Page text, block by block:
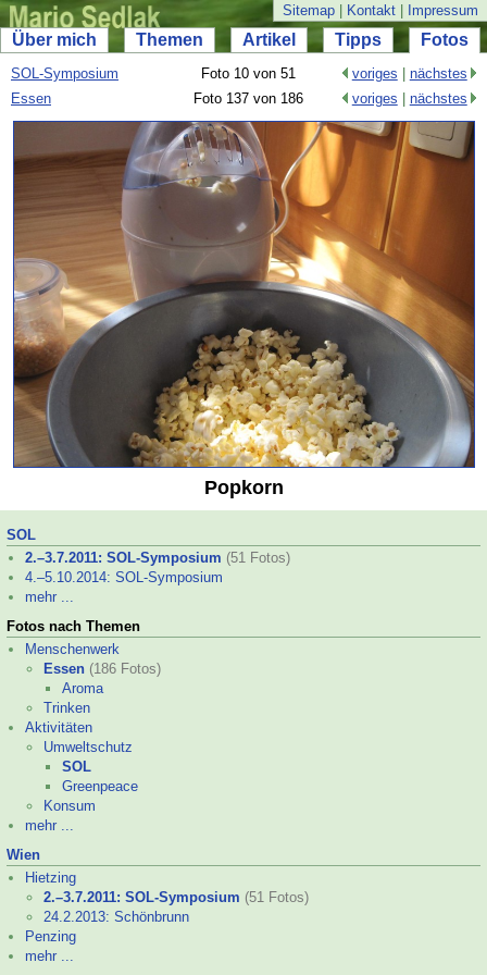
Sitemap Kontakt Impressum
Über mich Themen Artikel Tipps Fotos
SOL-Symposium Foto 10 von 51 voriges
nächstes
Essen
Foto 137 von 186 voriges nächstes
Popkorn
SOL
2.–3.7.2011: SOL-Symposium (51 Fotos)
4.–5.10.2014: SOL-Symposium
mehr ...
Fotos nach Themen
Menschenwerk
Essen (186 Fotos)
Aroma
Trinken
Aktivitäten
Umweltschutz
SOL
Greenpeace
Konsum
mehr ...
Wien
Hietzing
2.–3.7.2011: SOL-Symposium (51 Fotos)
24.2.2013: Schönbrunn
Penzing
mehr ...